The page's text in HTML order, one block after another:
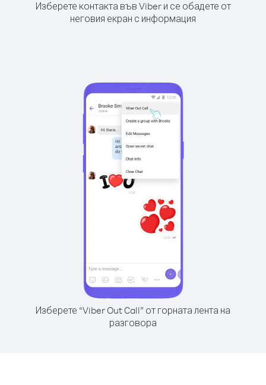
Изберете контакта във Viber и се обадете от
неговия екран с информация
Изберете “Viber Out Call” от горната лента на
разговора